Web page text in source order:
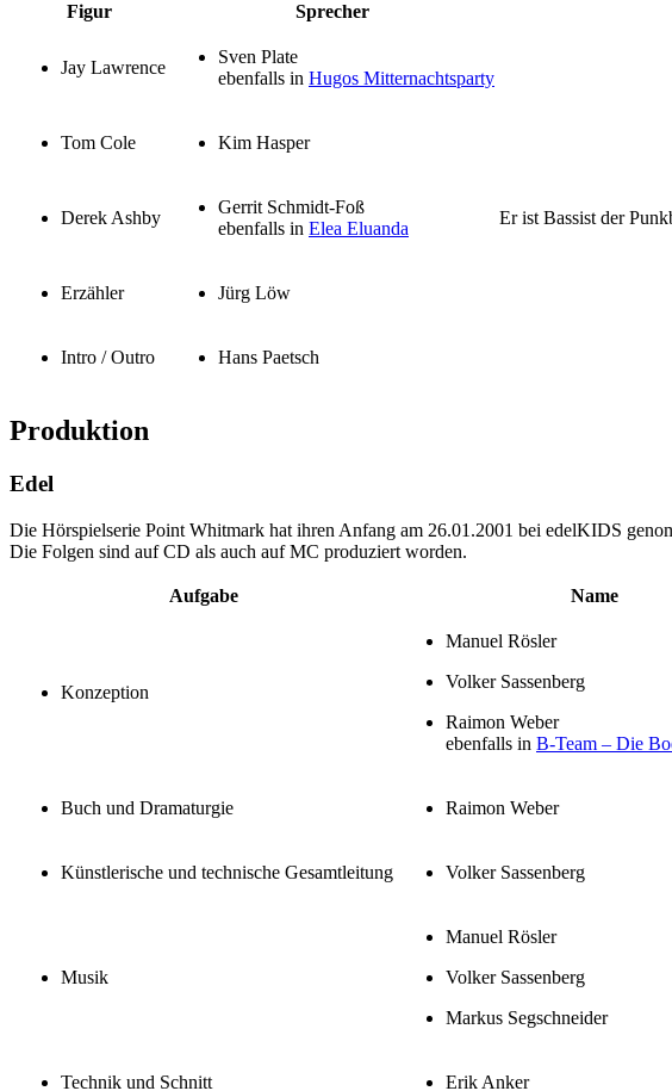
Figur Sprecher
Jay Lawrence
Sven Plate
ebenfalls in Hugos Mitternachtsparty
Tom Cole Kim Hasper
Derek Ashby
Gerrit Schmidt-Foß
ebenfalls in Elea Eluanda
Er ist Bassist der
Erzähler Jürg Löw
Intro / Outro Hans Paetsch
Produktion
Edel
Die Hörspielserie Point Whitmark hat ihren Anfang am 26.01.2001 bei edelKIDS
Die Folgen sind auf CD als auch auf MC produziert worden.
Aufgabe Name
Konzeption
Manuel Rösler
Volker Sassenberg
Raimon Weber
ebenfalls in B-Team – Die
Buch und Dramaturgie Raimon Weber
Künstlerische und technische Gesamtleitung Volker Sassenberg
Musik
Manuel Rösler
Volker Sassenberg
Markus Segschneider
Technik und Schnitt Erik Anker